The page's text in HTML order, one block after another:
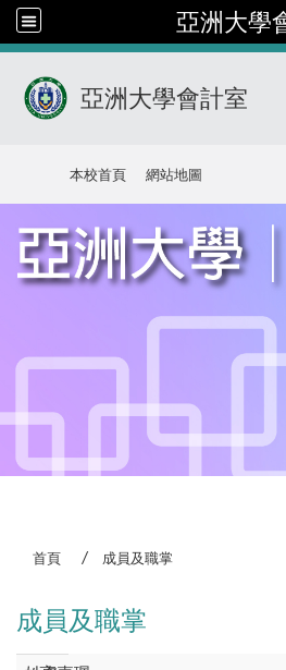
亞洲大學
亞洲大學會計室
本校首頁 網站地圖
首頁 成員及職掌
成員及職掌